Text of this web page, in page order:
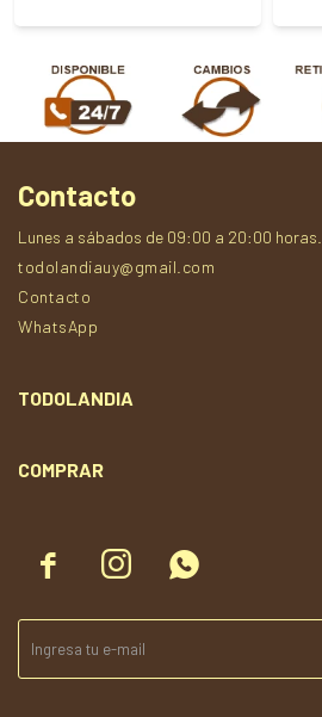
  
Contacto
Lunes a sábados de 09:00 a 20:00 horas.
todolandiauy@gmail.com
Contacto
WhatsApp
TODOLANDIA
COMPRAR